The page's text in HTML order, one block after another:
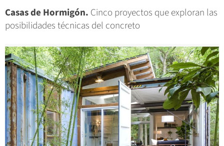
Casas de Hormigón. Cinco proyectos que exploran las
posibilidades técnicas del concreto